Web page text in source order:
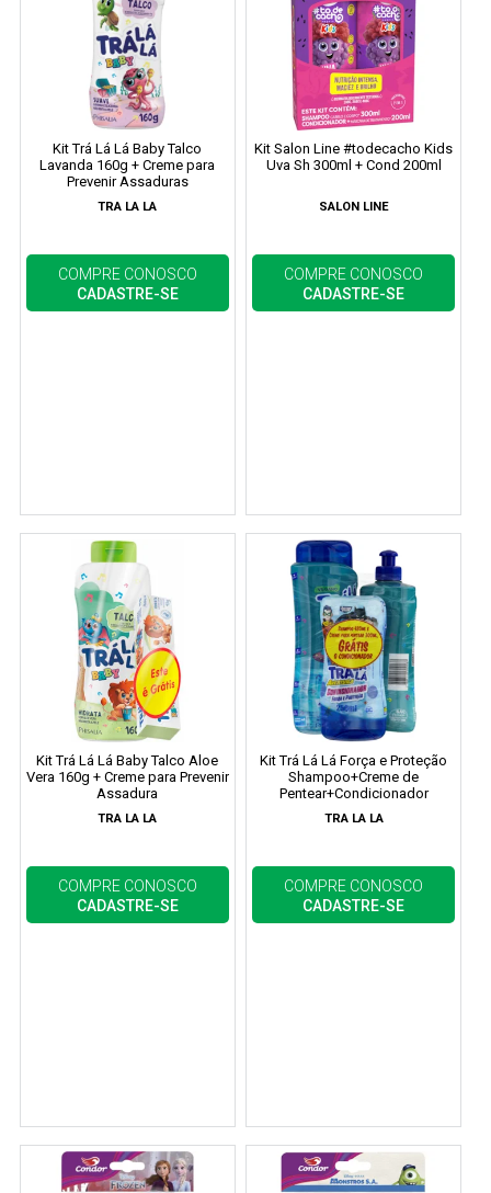
Kit Trá Lá Lá Baby Talco
Lavanda 160g + Creme para
Prevenir Assaduras
TRA LA LA
COMPRE CONOSCO
CADASTRE-SE
Kit Salon Line #todecacho Kids
Uva Sh 300ml + Cond 200ml
SALON LINE
COMPRE CONOSCO
CADASTRE-SE
Kit Trá Lá Lá Baby Talco Aloe
Vera 160g + Creme para Prevenir
Assadura
TRA LA LA
COMPRE CONOSCO
CADASTRE-SE
Kit Trá Lá Lá Força e Proteção
Shampoo+Creme de
Pentear+Condicionador
TRA LA LA
COMPRE CONOSCO
CADASTRE-SE